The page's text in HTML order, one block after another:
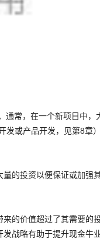
常，在一个新项目中
或产品开发，见第8
的投资以便保证或加
的价值超过了其需要
战略有助于提升现金